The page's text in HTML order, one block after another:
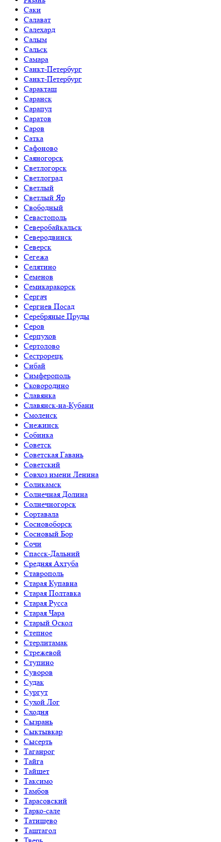
Саки
Салават
Салехард
Салым
Сальск
Самара
Санкт-Петербург
Санкт-Петербург
Саракташ
Саранск
Сарапул
Саратов
Саров
Сатка
Сафоново
Саяногорск
Светлогорск
Светлоград
Светлый
Светлый Яр
Свободный
Севастополь
Северобайкальск
Северодвинск
Северск
Сегежа
Селятино
Семенов
Семикаракорск
Сергач
Сергиев Посад
Серебряные Пруды
Серов
Серпухов
Сертолово
Сестрорецк
Сибай
Симферополь
Сковородино
Славянка
Славянск-на-Кубани
Смоленск
Снежинск
Собинка
Советск
Советская Гавань
Советский
Совхоз имени Ленина
Соликамск
Солнечная Долина
Солнечногорск
Сортавала
Сосновоборск
Сосновый Бор
Сочи
Спасск-Дальний
Средняя Ахтуба
Ставрополь
Старая Купавна
Старая Полтавка
Старая Русса
Старая Чара
Старый Оскол
Степное
Стерлитамак
Стрежевой
Ступино
Суворов
Судак
Сургут
Сухой Лог
Сходня
Сызрань
Сыктывкар
Сысерть
Таганрог
Тайга
Тайшет
Таксимо
Тамбов
Тарасовский
Тарко-сале
Татищево
Таштагол